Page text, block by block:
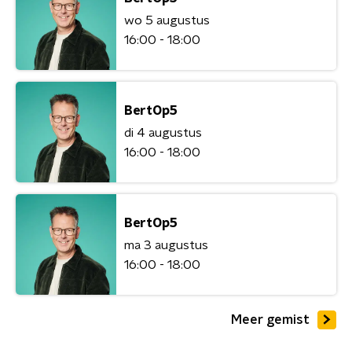
wo 5 augustus
16:00 - 18:00
BertOp5
di 4 augustus
16:00 - 18:00
BertOp5
ma 3 augustus
16:00 - 18:00
Meer gemist